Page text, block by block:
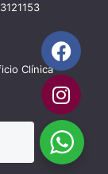
Clínica